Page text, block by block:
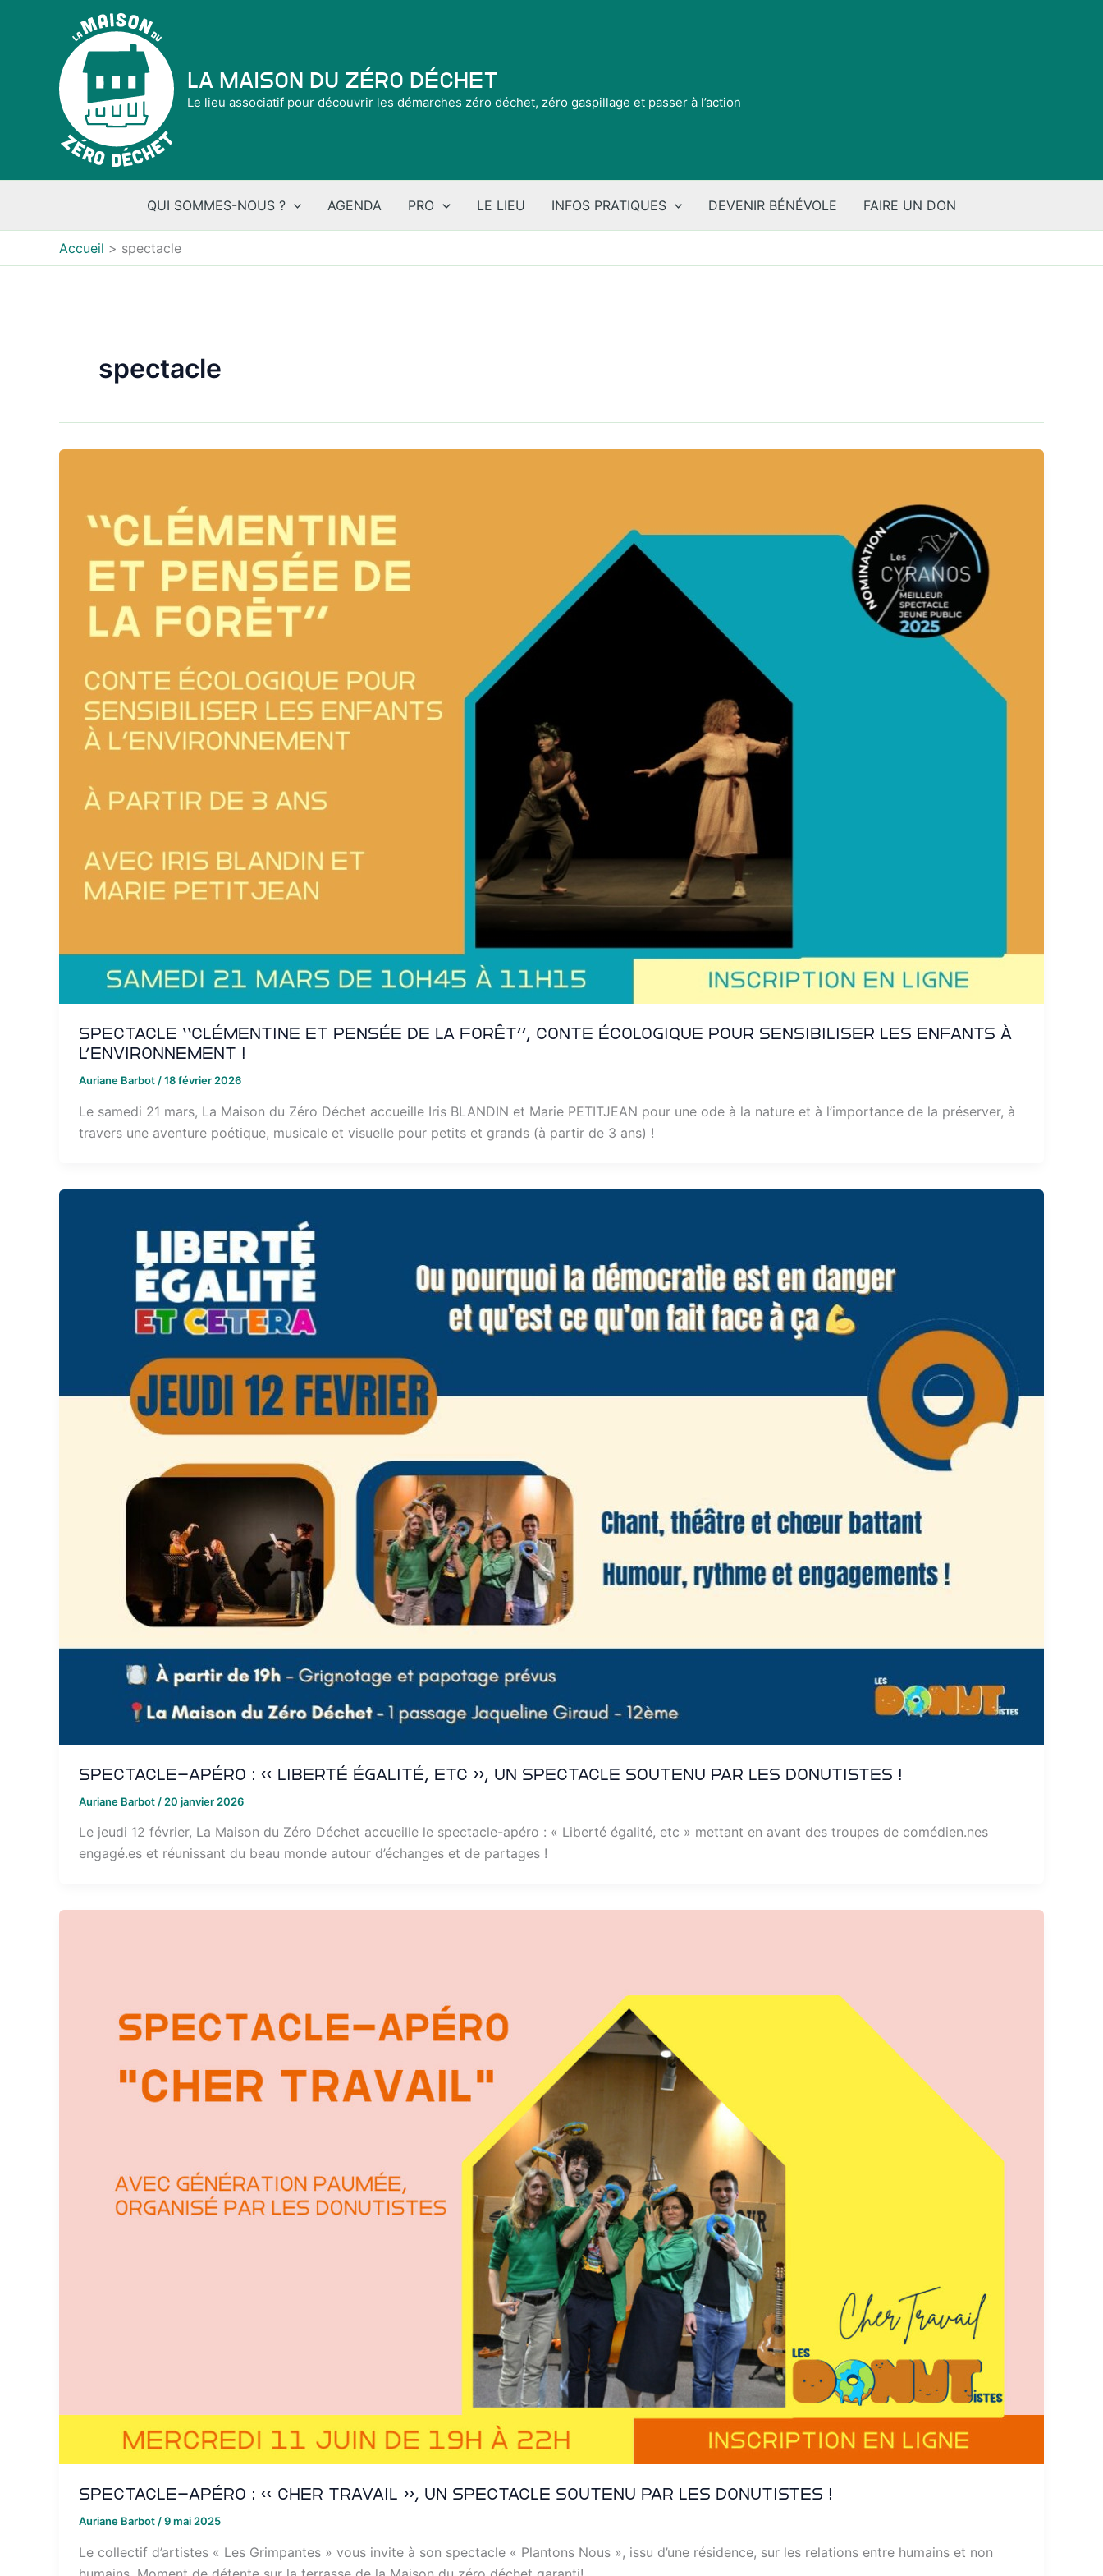
La Maison du Zéro Déchet
Le lieu associatif pour découvrir les démarches zéro déchet, zéro gaspillage et passer à l’action
QUI SOMMES-NOUS ? AGENDA PRO LE LIEU INFOS PRATIQUES DEVENIR BÉNÉVOLE FAIRE UN DON
Accueil spectacle
spectacle
Spectacle “Clémentine et Pensée de la forêt”, conte écologique pour sensibiliser les enfants à
l’environnement !
Auriane Barbot /18 février 2026
Le samedi 21 mars, La Maison du Zéro Déchet accueille Iris BLANDIN et Marie PETITJEAN pour une ode à la nature et à l’importance de la préserver, à
travers une aventure poétique, musicale et visuelle pour petits et grands (à partir de 3 ans) !
Spectacle-apéro : « Liberté égalité, etc », un spectacle soutenu par les DONUTistes !
Auriane Barbot / 20 janvier 2026
Le jeudi 12 février, La Maison du Zéro Déchet accueille le spectacle-apéro : « Liberté égalité, etc » mettant en avant des troupes de comédien.nes
engagé.es et réunissant du beau monde autour d’échanges et de partages !
Spectacle-apéro : « Cher Travail », un spectacle soutenu par les DONUTistes !
Auriane Barbot /9 mai 2025
Le collectif d’artistes « Les Grimpantes » vous invite à son spectacle « Plantons Nous », issu d’une résidence, sur les relations entre humains et non